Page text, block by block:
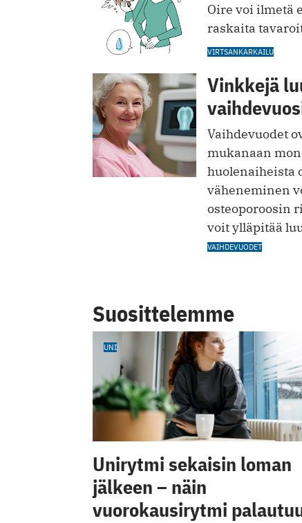
Oire voi ilmetä
raskaita
VIRTSANKARKAILU
Vinkkejä
Vaihdevuodet
mukanaan
huolenaiheista
väheneminen
osteoporoosin
voit ylläpitää
VAIHDEVUODET
Suosittelemme
UNI
Unirytmi sekaisin loman
jälkeen – näin
vuorokausirytmi